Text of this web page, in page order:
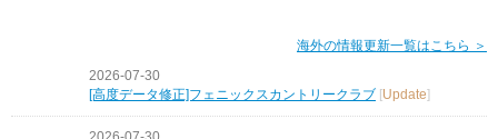
海外の情報更新一覧はこちら ＞
2026-07-30
[高度データ修正]フェニックスカントリークラブ
Update